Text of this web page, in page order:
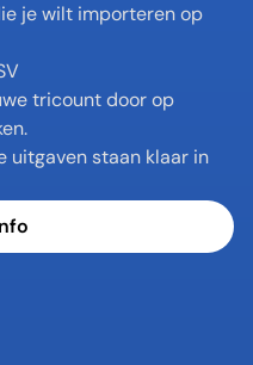
je wilt importeren op
tricount door op
uitgaven staan klaar in